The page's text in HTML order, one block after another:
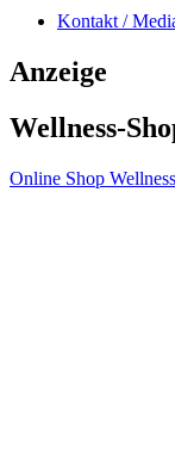
Kontakt /
Anzeige
Wellness-
Online Shop